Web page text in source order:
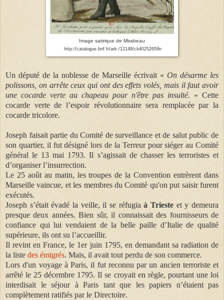
Image satirique de Mirabeau
http://catalogue.bnf.fr/ark:/12148/cb40252659n
Un député de la noblesse de Marseille écrivait « On désarme les
polissons, on arrête ceux qui ont des effets volés, mais il faut avoir
une cocarde verte au chapeau pour n'être pas insulté. » Cette
cocarde verte de l’espoir révolutionnaire sera remplacée par la
cocarde tricolore.
Joseph faisait partie du Comité de surveillance et de salut public de
son quartier, il fut désigné lors de la Terreur pour siéger au Comité
général le 13 mai 1793. Il s’agissait de chasser les terroristes et
d’organiser l’insurrection.
Le 25 août au matin, les troupes de la Convention entrèrent dans
Marseille vaincue, et les membres du Comité qu'on put saisir furent
exécutés.
Joseph s’était évadé la veille, il se réfugiaà Trieste et y demeura
presque deux années. Bien sûr, il connaissait des fournisseurs de
confiance qui lui vendaient de la belle paille d’Italie de qualité
supérieure, ils ont su l’accueillir.
Il revint en France, le 1er juin 1795, en demandant sa radiation de
la liste des émigrés. Mais, il avait tout perdu de son commerce.
Lors d'un voyage à Paris, il fut reconnu par un ancien terroriste et
arrêté le 25 décembre 1795. Il se croyait en règle, pourtant une loi
interdisait le séjour à Paris tant que les papiers n’étaient pas
complètement ratifiés par le Directoire.